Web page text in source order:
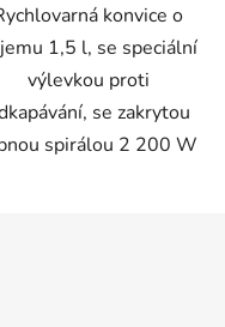
24 měsíců
konvice o
1,5 l, se speciální
výlevkou proti
se zakrytou
spirálou 2 200 W